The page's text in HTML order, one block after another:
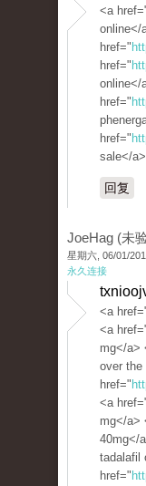
<a
online</
href="
href="
online</
href="
href="
sale</a>
回复
JoeHag (未
星期六, 06/01/
永久连接
<a
<a
mg</a>
over the
href="
<a
mg</a>
40mg</
tadalafil
href="